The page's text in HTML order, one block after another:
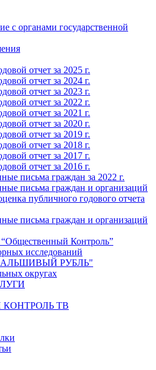
с органами государственной
отчет за 2025 г.
отчет за 2024 г.
отчет за 2023 г.
отчет за 2022 г.
отчет за 2021 г.
отчет за 2020 г.
отчет за 2019 г.
отчет за 2018 г.
отчет за 2017 г.
отчет за 2016 г.
письма граждан за 2022 г.
письма граждан и организаций
публичного годового отчета
письма граждан и организаций
Контроль”
исследований
РУБЛЬ"
округах
ТВ